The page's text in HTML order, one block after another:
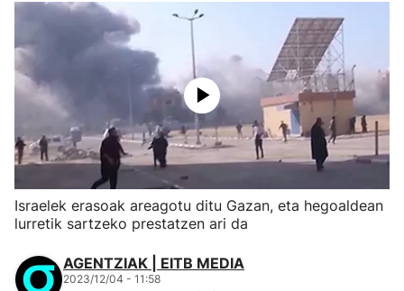
Israelek erasoak areagotu ditu Gazan, eta hegoaldean
lurretik sartzeko prestatzen ari da
AGENTZIAK | EITB MEDIA
2023/12/04 - 11:58